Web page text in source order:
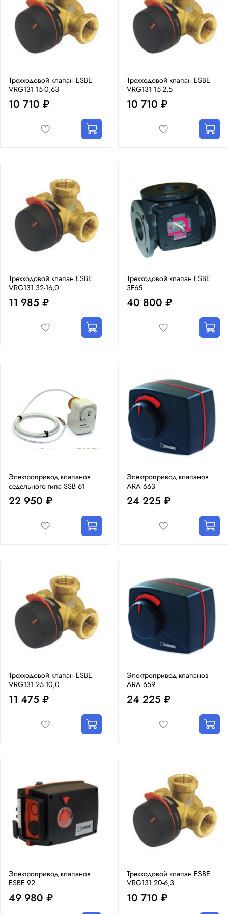
Трехходовой клапан ESBE
VRG131 15-0,63
10 710 ₽
Трехходовой клапан ESBE
VRG131 15-2,5
10 710 ₽
Трехходовой клапан ESBE
VRG131 32-16,0
11 985 ₽
Трехходовой клапан ESBE
3F65
40 800 ₽
Электропривод клапанов
седельного типа SSB 61
22 950 ₽
Электропривод клапанов
ARA 663
24 225 ₽
Трехходовой клапан ESBE
VRG131 25-10,0
11 475 ₽
Электропривод клапанов
ARA 659
24 225 ₽
Электропривод клапанов
ESBE 92
49 980 ₽
Трехходовой клапан ESBE
VRG131 20-6,3
10 710 ₽